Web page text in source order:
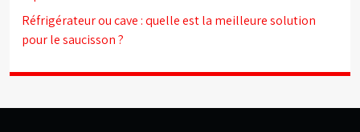
Réfrigérateur ou cave : quelle est la meilleure solution
pour le saucisson ?